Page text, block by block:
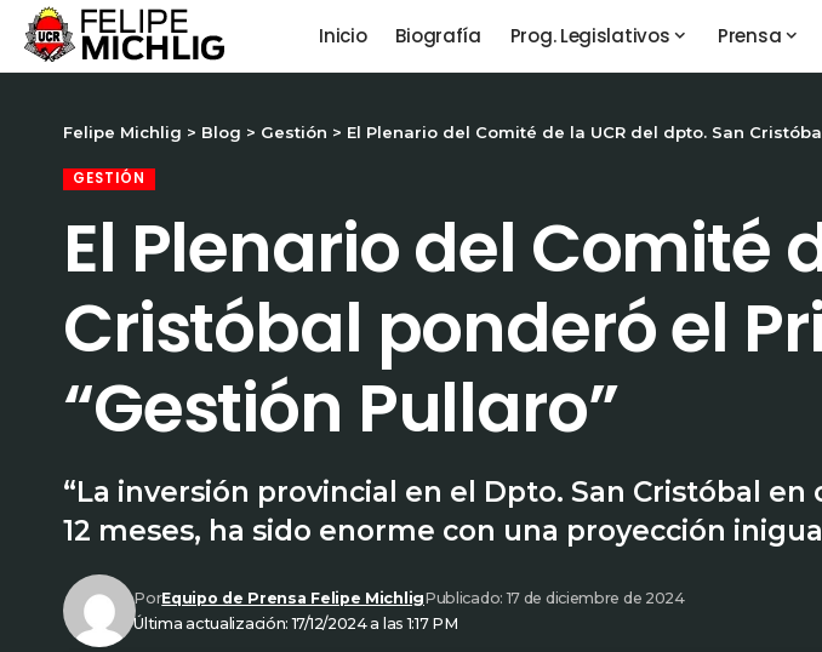
Inicio Biografía Prog. Legislativos Prensa
Felipe Michlig > Blog > Gestión > El Plenario del Comité de la UCR del dpto. San
GESTIÓN
El Plenario del Comité
Cristóbal ponderó el
“Gestión Pullaro”
“La inversión provincial en el Dpto. San Cristóbal
12 meses, ha sido enorme con una proyección
Última actualización: 17/12/2024 a las 1:17 PM
PorEquipo de Prensa Felipe MichligPublicado: 17 de diciembre de 2024